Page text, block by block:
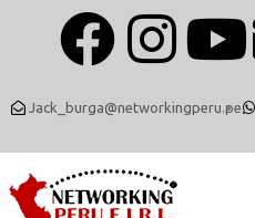
Jack_burga@networkingperu.pe